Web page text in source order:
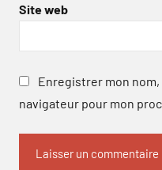
Site web
Enregistrer mon
navigateur pour mon